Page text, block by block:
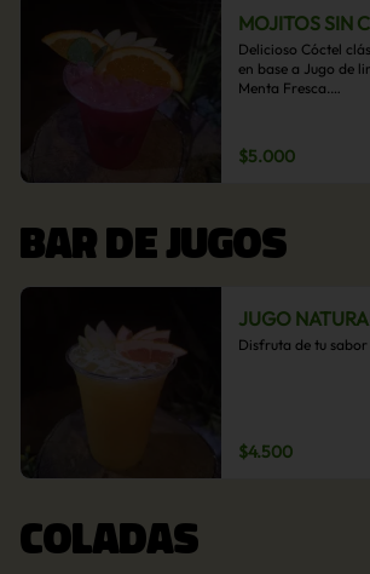
MOJITOS SIN
Delicioso Cóctel
en base a Jugo de
Menta Fresca.
$5.000
BAR DE JUGOS
JUGO
Disfruta de tu
$4.500
COLADAS